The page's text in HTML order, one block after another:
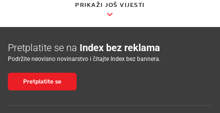
PRIKAŽI JOŠ VIJESTI
Pretplatite se na Index bez reklama
Podržite neovisno novinarstvo i čitajte Index bez bannera.
Pretplatite se